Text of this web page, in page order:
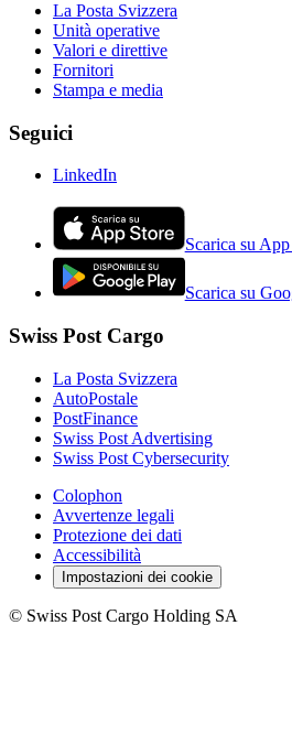
La Posta Svizzera
Unità operative
Valori e direttive
Fornitori
Stampa e media
Seguici
LinkedIn
Scarica su
Scarica su
Swiss Post Cargo
La Posta Svizzera
AutoPostale
PostFinance
Swiss Post Advertising
Swiss Post Cybersecurity
Colophon
Avvertenze legali
Protezione dei dati
Accessibilità
Impostazioni dei cookie
© Swiss Post Cargo Holding SA